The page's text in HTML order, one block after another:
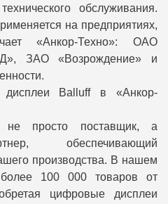
обслуживания.
на предприятиях,
«Анкор-Техно»: ОАО
ЗАО «Возрождение» и
дисплеи Balluff в «Анкор-
просто поставщик, а
обеспечивающий
производства. В нашем
более 100 000 товаров от
цифровые дисплеи